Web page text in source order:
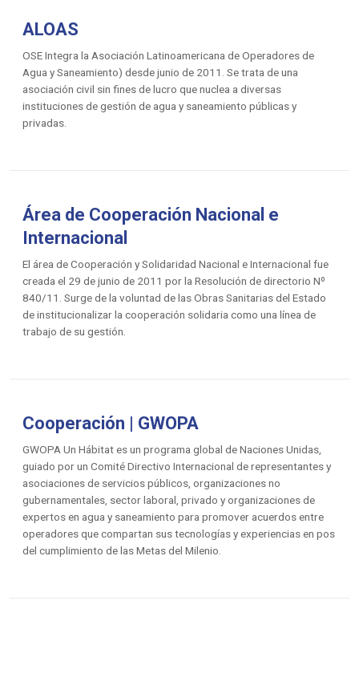
ALOAS
OSE Integra la Asociación Latinoamericana de Operadores de
Agua y Saneamiento) desde junio de 2011. Se trata de una
asociación civil sin fines de lucro que nuclea a diversas
instituciones de gestión de agua y saneamiento públicas y
privadas.
Área de Cooperación Nacional e
Internacional
El área de Cooperación y Solidaridad Nacional e Internacional fue
creada el 29 de junio de 2011 por la Resolución de directorio Nº
840/11. Surge de la voluntad de las Obras Sanitarias del Estado
de institucionalizar la cooperación solidaria como una línea de
trabajo de su gestión.
Cooperación | GWOPA
GWOPA Un Hábitat es un programa global de Naciones Unidas,
guiado por un Comité Directivo Internacional de representantes y
asociaciones de servicios públicos, organizaciones no
gubernamentales, sector laboral, privado y organizaciones de
expertos en agua y saneamiento para promover acuerdos entre
operadores que compartan sus tecnologías y experiencias en pos
del cumplimiento de las Metas del Milenio.